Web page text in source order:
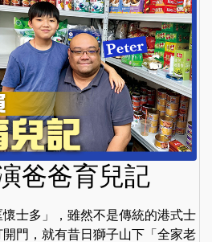
爸爸育兒記
士多」，雖然不是傳統的港式士
門，就有昔日獅子山下「全家老